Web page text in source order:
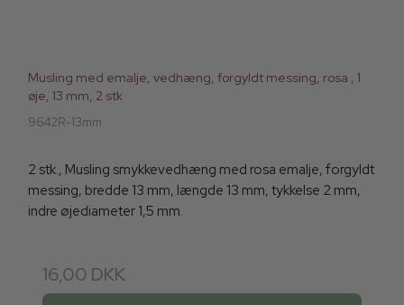
Musling med emalje, vedhæng, forgyldt messing, rosa , 1
øje, 13 mm, 2 stk
9642R-13mm
2 stk., Musling smykkevedhæng med rosa emalje, forgyldt
messing, bredde 13 mm, længde 13 mm, tykkelse 2 mm,
indre øjediameter 1,5 mm.
16,00 DKK